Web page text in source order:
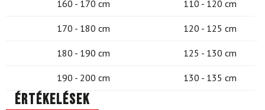
160 - 170 cm 110 - 120 cm
170 - 180 cm 120 - 125 cm
180 - 190 cm 125 - 130 cm
190 - 200 cm 130 - 135 cm
Értékelések